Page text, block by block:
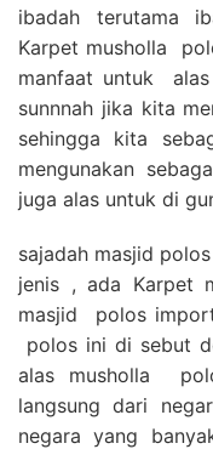
ibadah terutama
Karpet musholla
manfaat untuk
sunnnah jika kita
sehingga kita
mengunakan
juga alas untuk di
sajadah masjid
jenis , ada Karpet
masjid polos
polos ini di sebut
alas musholla
langsung dari
negara yang